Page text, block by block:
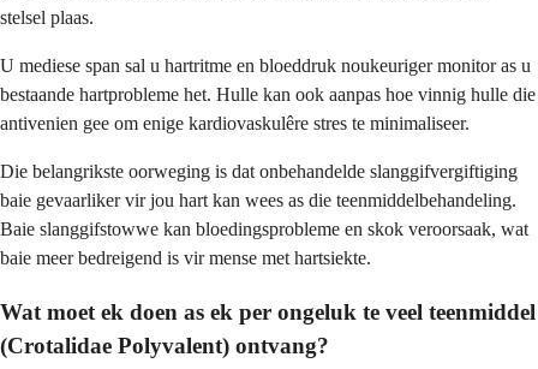
stelsel plaas.
U mediese span sal u hartritme en bloeddruk noukeuriger monitor as u
bestaande hartprobleme het. Hulle kan ook aanpas hoe vinnig hulle die
antivenien gee om enige kardiovaskulêre stres te minimaliseer.
Die belangrikste oorweging is dat onbehandelde slanggifvergiftiging
baie gevaarliker vir jou hart kan wees as die teenmiddelbehandeling.
Baie slanggifstowwe kan bloedingsprobleme en skok veroorsaak, wat
baie meer bedreigend is vir mense met hartsiekte.
Wat moet ek doen as ek per ongeluk te veel teenmiddel
(Crotalidae Polyvalent) ontvang?